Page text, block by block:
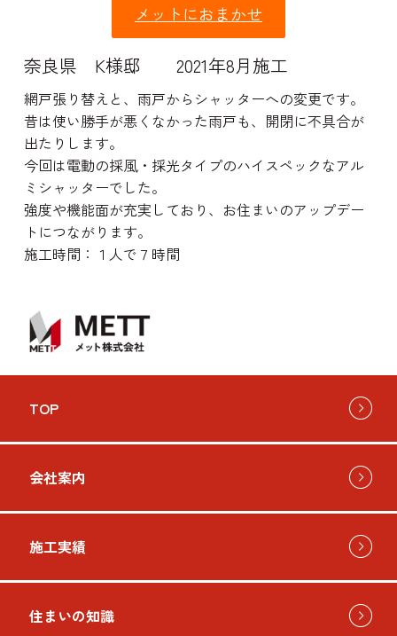
メットにおまかせ
奈良県 K様邸 2021年8月施工
網戸張り替えと、雨戸からシャッターへの変更です。
昔は使い勝手が悪くなかった雨戸も、開閉に不具合が
出たりします。
今回は電動の採風・採光タイプのハイスペックなアル
ミシャッターでした。
強度や機能面が充実しており、お住まいのアップデー
トにつながります。
施工時間：１人で７時間
TOP
会社案内
施工実績
住まいの知識